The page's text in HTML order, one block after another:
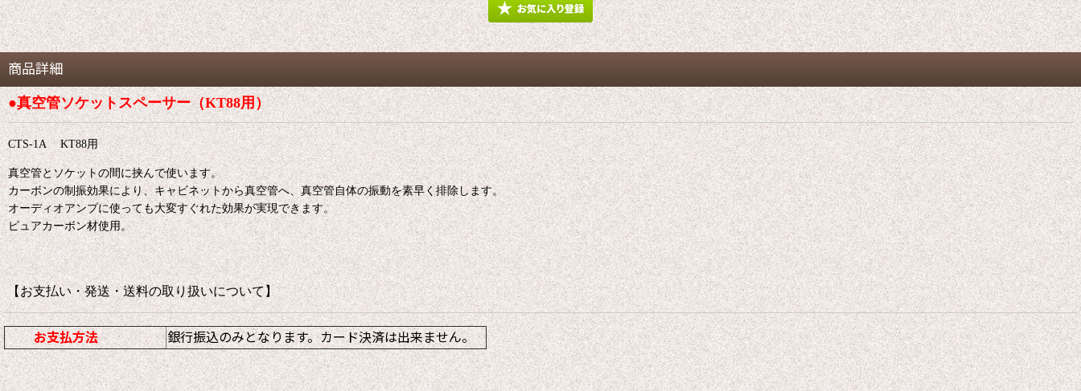
商品詳細
●真空管ソケットスペーサー（KT88用）
CTS-1A KT88用
真空管とソケットの間に挟んで使います。
カーボンの制振効果により、キャビネットから真空管へ、真空管自体の振動を素早く排除します。
オーディオアンプに使っても大変すぐれた効果が実現できます。
ピュアカーボン材使用。
【お支払い・発送・送料の取り扱いについて】
お支払方法 銀行振込のみとなります。カード決済は出来ません。